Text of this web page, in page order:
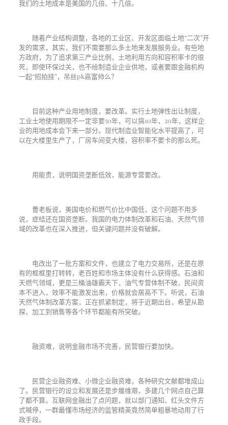
我们的土地成本是美国的几倍、十几倍。
随着产业结构调整，各地的工业区、开发区面临土地“二次”开
发的需求，其实，我们不需要那么多土地来发展服务业。有些地
方政府，为了追求第三产业比例，土地利用方向和容积率卡的很
死，即使环保过关，也不给制造业企业供地，或者要跟金融机构
一起“招拍挂”，吊丝pk高富帅么？
目前这种产业用地制度，要改革。实行土地弹性出让制度，
工业土地使用期限不一定非要50年，可以搞10年， 20年，这样企
业的用地成本会下来一部分。现代制造业智能化水平提高了，可
以在大楼里生产了，厂房车间变大楼，容积率不要卡的那么死。
用能贵，说明国资垄断低效，能源专营要改。
曹老板说，美国电价和燃气价比中国低，这个问题不用多
说，症结还在国资垄断。我国的电力体制改革和石油、天然气领
域的改革也在深入推进，但关键问题并没有破解。
电改出了一批方案和文件，也建立了电力交易所，还是在原
有的框框里打转转，老百姓和市场主体没有什么获得感。石油和
天燃气领域，更是三桶油雄霸天下，油气专营体制不破，民间资
本不进入，效率不能激发出来，价格就会居高不下。听说，石油
天然气体制改革方案，正在抓紧制定，将于近期出台，希望从勘
探、加工到销售等各个环节都能有所突破。
融资难，说明金融市场不完善，民营银行要加快。
民营企业融资难、小微企业融资难，各种研究文献都堆成山
了。民营银行的设立和发展还是步履维艰，多建几个网点自己算
了都不算。互联网金融出了点问题，就以部门通知、红头文件方
式喊停，一群最懂市场经济的监管精英竟然简单粗暴地动用了行
政手段。